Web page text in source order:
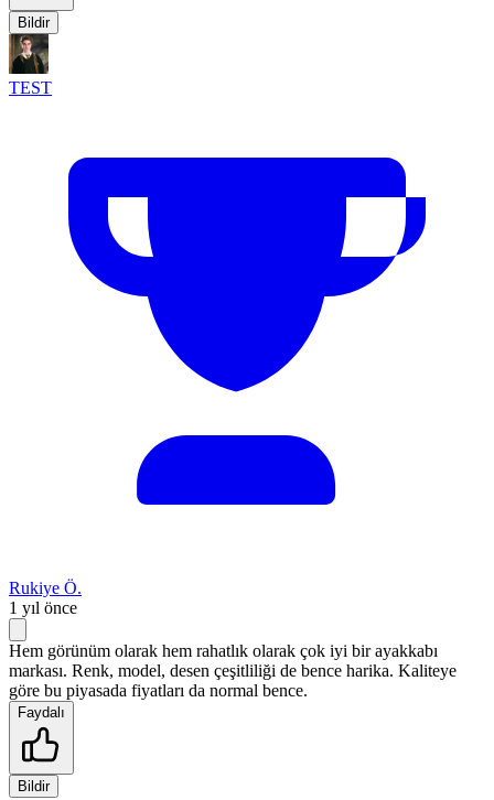
Bildir
TEST
Rukiye Ö.
1 yıl önce
Hem görünüm olarak hem rahatlık olarak çok iyi bir ayakkabı
markası. Renk, model, desen çeşitliliği de bence harika. Kaliteye
göre bu piyasada fiyatları da normal bence.
Faydalı
Bildir